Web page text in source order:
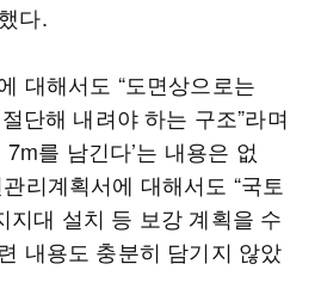
다.
대해서도 “도면상으로는
단해 내려야 하는 구조”라며
7m를 남긴다’는 내용은 없
리계획서에 대해서도 “국토
지대 설치 등 보강 계획을 수
내용도 충분히 담기지 않았